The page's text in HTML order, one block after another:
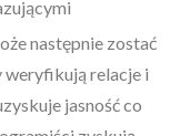
następnie zostać
relacje i
jasność co